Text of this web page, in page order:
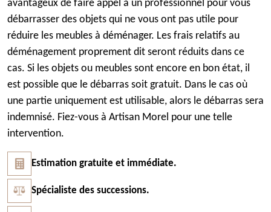
avantageux de faire appel à un professionnel pour vous
débarrasser des objets qui ne vous ont pas utile pour
réduire les meubles à déménager. Les frais relatifs au
déménagement proprement dit seront réduits dans ce
cas. Si les objets ou meubles sont encore en bon état, il
est possible que le débarras soit gratuit. Dans le cas où
une partie uniquement est utilisable, alors le débarras sera
indemnisé. Fiez-vous à Artisan Morel pour une telle
intervention.
Estimation gratuite et immédiate.
Spécialiste des successions.